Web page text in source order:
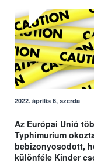
2022. április 6, szerda
Az Európai Unió
Typhimurium
bebizonyosodott,
különféle Kinder